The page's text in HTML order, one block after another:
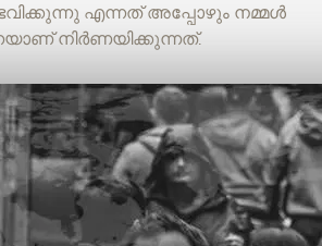
എന്നത് അപ്പോഴും നമ്മൾ
നിർണയിക്കുന്നത്.